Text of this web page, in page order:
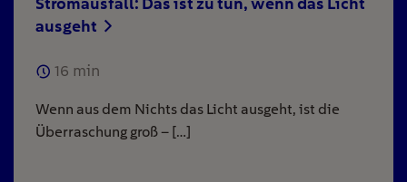
ausgeht
16 min
Wenn aus dem Nichts das Licht ausgeht, ist die
Überraschung groß – […]